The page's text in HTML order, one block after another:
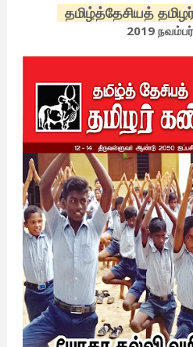
தமிழ்த்தேசியத்
2019